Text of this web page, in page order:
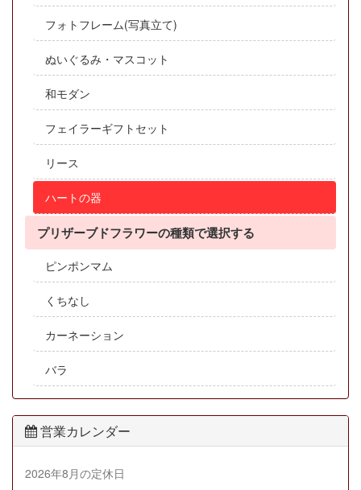
フォトフレーム(写真立て)
ぬいぐるみ・マスコット
和モダン
フェイラーギフトセット
リース
ハートの器
プリザーブドフラワーの種類で選択する
ピンポンマム
くちなし
カーネーション
バラ
営業カレンダー
2026年8月の定休日